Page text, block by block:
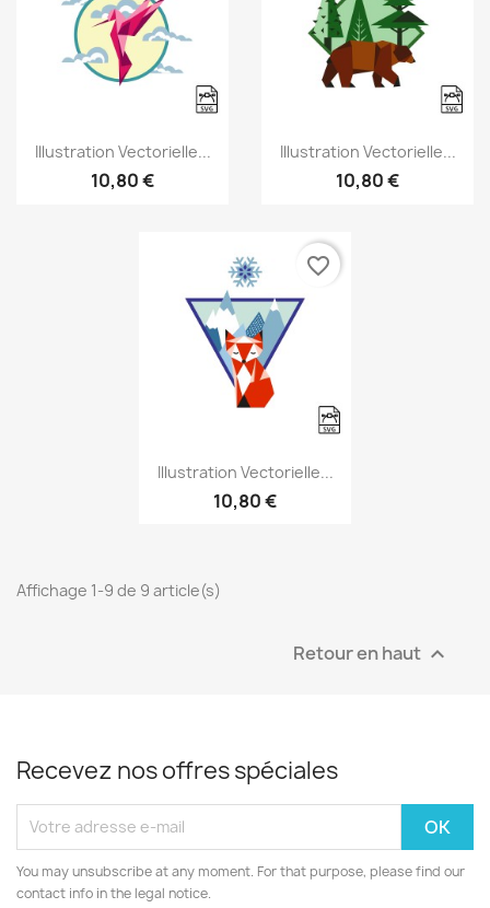
Aperçu rapide
Illustration Vectorielle...
10,80 €
Aperçu rapide
Illustration Vectorielle...
10,80 €
Aperçu rapide
Illustration Vectorielle...
10,80 €
favorite_border
Affichage 1-9 de 9 article(s)
Retour en haut 
Recevez nos offres spéciales
You may unsubscribe at any moment. For that purpose, please find our
contact info in the legal notice.